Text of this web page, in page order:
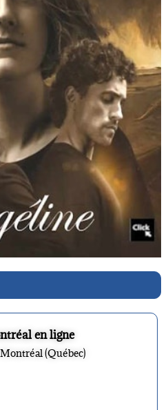
en ligne
(Québec)